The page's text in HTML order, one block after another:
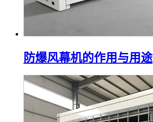
防爆风幕机的作用与用途